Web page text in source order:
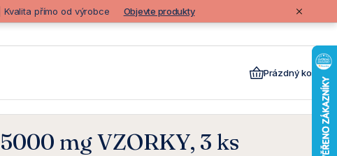
přímo od výrobce Objevte produkty
Prázdný košík
mg VZORKY, 3 ks